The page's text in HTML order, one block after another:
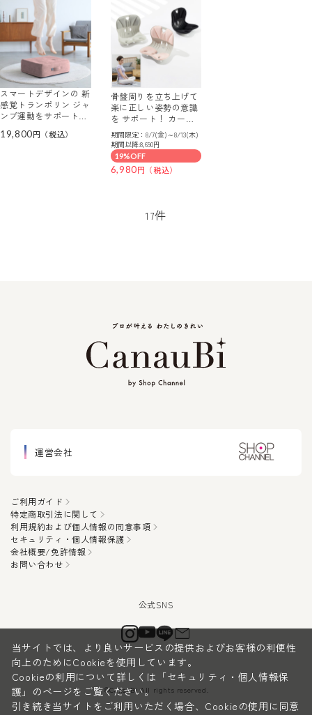
スマートデザインの 新
感覚トランポリン ジャ
ンプ運動をサポート！
19,800
骨盤周りを立ち上げて
楽に正しい姿勢の意識
を サポート！ カーブ
ルチェア ワイド
期間限定：8/7(金)～8/13(木)
期間以降:8,690円
19%OFF
6,980
17件
運営会社
ご利用ガイド
特定商取引法に関して
利用規約および個人情報の同意事項
セキュリティ・個人情報保護
会社概要/免許情報
お問い合わせ
©CanauBi All rights reserved.
当サイトでは、より良いサービスの提供およびお客様の利便性
向上のためにCookieを使用しています。
Cookieの利用について詳しくは 「セキュリティ・個人情報保
護」 のページをご覧ください。
引き続き当サイトをご利用いただく場合、Cookieの使用に同意